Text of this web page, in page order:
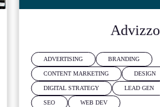
Advizzo
ADVERTISING BRANDING
CONTENT MARKETING DESIGN
DIGITAL STRATEGY LEAD GEN
SEO WEB DEV